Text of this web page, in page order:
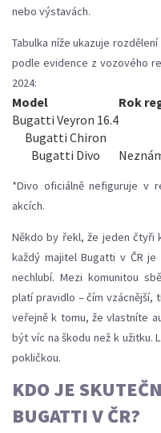
nebo výstavách.
Tabulka níže ukazuje
podle evidence z vozového
2024:
Model Rok
Bugatti Veyron 16.4
Bugatti Chiron
Bugatti Divo
*Divo oficiálně nefiguruje v
akcích.
Někdo by řekl, že jeden čtyři
každý majitel Bugatti v ČR
nechlubí. Mezi komunitou
platí pravidlo – čím vzácnější,
veřejně k tomu, že vlastníte
být víc na škodu než k užitku.
pokličkou.
KDO JE
BUGATTI V ČR?